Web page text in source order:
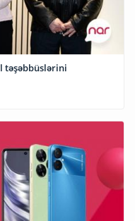
təşəbbüslərini